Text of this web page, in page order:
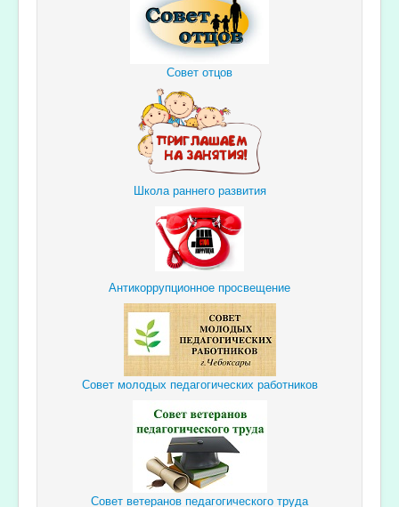
Совет отцов
Школа раннего развития
Антикоррупционное просвещение
Совет молодых педагогических работников
Совет ветеранов педагогического труда